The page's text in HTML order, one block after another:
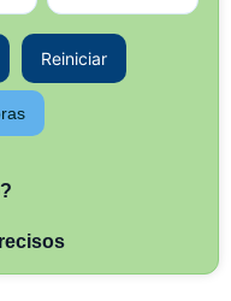
Reiniciar